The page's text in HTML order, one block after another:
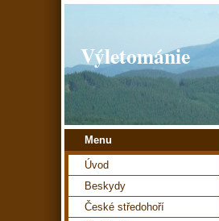
Výletománie
Menu
Úvod
Beskydy
České středohoří